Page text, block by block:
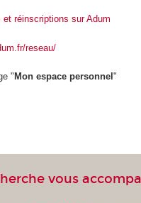
réinscriptions sur Adum
reseau/
" Mon espace personnel"
vous